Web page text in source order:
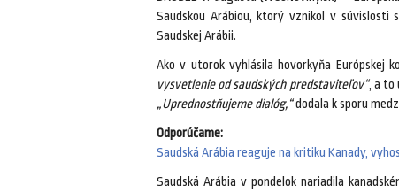
Saudskou Arábiou, ktorý vznikol v
Saudskej Arábii.
Ako v utorok vyhlásila hovorkyňa Európskej
vysvetlenie od saudských predstaviteľov“, a to
„Uprednostňujeme dialóg,“dodala k sporu
Odporúčame:
Saudská Arábia reaguje na kritiku Kanady,
Saudská Arábia v pondelok nariadila